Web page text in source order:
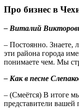
Про бизнес в
– Виталий
– Постоянно. Знаете,
эти района города
понимаете чем. Мы
– Как в песне
– (Смеётся) В итоге
представители вашей